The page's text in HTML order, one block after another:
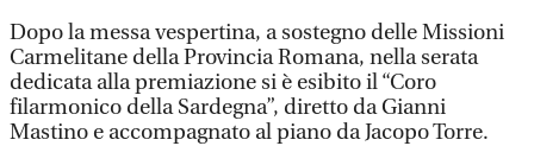
Dopo la messa vespertina, a sostegno delle Missioni
Carmelitane della Provincia Romana, nella serata
dedicata alla premiazione si è esibito il “Coro
filarmonico della Sardegna”, diretto da Gianni
Mastino e accompagnato al piano da Jacopo Torre.